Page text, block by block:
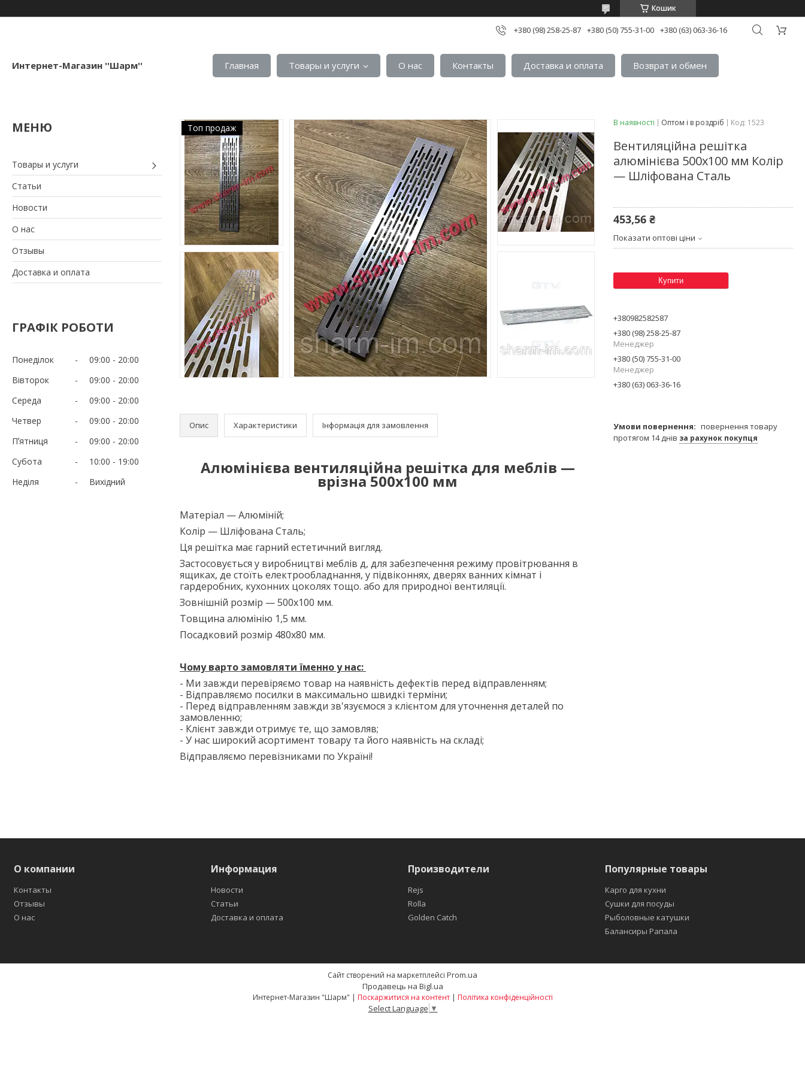
Кошик
+380 (98) 258-25-87 +380 (50) 755-31-00 +380 (63) 063-36-16
Интернет-Магазин ''Шарм'' Главная Товары и услуги О нас Контакты Доставка и оплата Возврат и обмен
Товары и услуги
Статьи
Новости
О нас
Отзывы
Доставка и оплата
ГРАФІК РОБОТИ
Понеділок 09:00
20:00
Вівторок
09:00
20:00
Середа
09:00
20:00
Четвер
09:00
20:00
Пʼятниця
09:00
20:00
Субота
10:00
19:00
Неділя
Вихідний
Топ продаж
Опис Характеристики Інформація для замовлення
Алюмінієва вентиляційна решітка для меблів —
врізна 500х100 мм
Матеріал — Алюміній;
Колір — Шліфована Сталь;
Ця решітка має гарний естетичний вигляд.
Застосовується у виробництві меблів д, для забезпечення режиму провітрювання в
ящиках, де стоїть електрообладнання, у підвіконнях, дверях ванних кімнат і
гардеробних, кухонних цоколях тощо. або для природної вентиляції.
Зовнішній розмір — 500х100 мм.
Товщина алюмінію 1,5 мм.
Посадковий розмір 480х80 мм.
Чому варто замовляти їменно у нас:
- Ми завжди перевіряємо товар на наявність дефектів перед відправленням;
- Відправляємо посилки в максимально швидкі терміни;
- Перед відправленням завжди зв'язуємося з клієнтом для уточнення деталей по
замовленню;
- Клієнт завжди отримує те, що замовляв;
- У нас широкий асортимент товару та його наявність на складі;
Відправляємо перевізниками по Україні!
В наявності Оптом і в роздріб Код: 1523
Вентиляційна решітка
алюмінієва 500х100 мм Колір
— Шліфована Сталь
453,56 ₴
Показати оптові ціни
Купити
+380982582587
+380 (98) 258-25-87
Менеджер
+380 (50) 755-31-00
Менеджер
+380 (63) 063-36-16
повернення товару
протягом 14 днів за рахунок покупця
О компании
Контакты
Отзывы
О нас
Информация
Новости
Статьи
Доставка и оплата
Производители
Rejs
Rolla
Golden Catch
Популярные товары
Карго для кухни
Сушки для посуды
Рыболовные катушки
Балансиры Рапала
Сайт створений на маркетплейсі Prom.ua
Продавець на Bigl.ua
Интернет-Магазин "Шарм" | Поскаржитися на контент | Політика конфіденційності
Select Language ▼